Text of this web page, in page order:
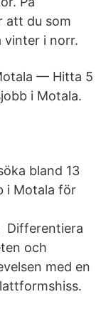
att du som
i norr.
— Hitta 5
i Motala.
bland 13
i Motala för
Differentiera
och
med en